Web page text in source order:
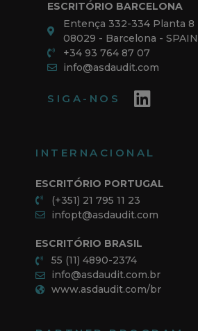
SEDE
ESCRITÓRIO BARCELONA
Entença 332-334 Planta 8
08029 - Barcelona - SPAIN
info@asdaudit.com
INTERNACIONAL
ESCRITÓRIO PORTUGAL
infopt@asdaudit.com
ESCRITÓRIO BRASIL
55 (11) 4890-2374